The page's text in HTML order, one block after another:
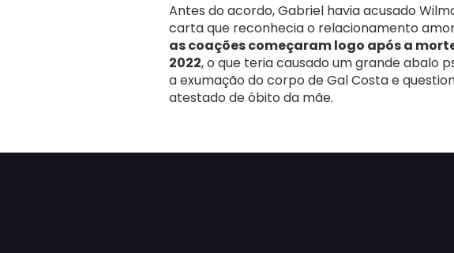
Antes do acordo, Gabriel havia acusado
carta que reconhecia o relacionamento
as coações começaram logo após a
2022, o que teria causado um grande abalo
a exumação do corpo de Gal Costa e
atestado de óbito da mãe.